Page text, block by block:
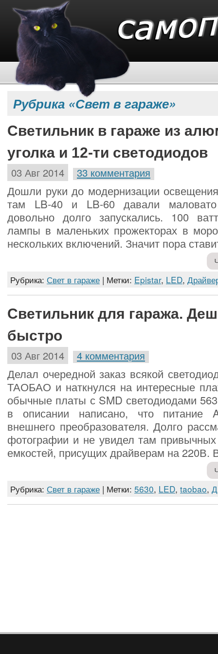
Рубрика «Свет в гараже»
Светильник в гараже из
уголка и 12-ти светодиодов
03 Авг 2014 33 комментария
Дошли руки до модернизации
там LB-40 и LB-60 давали
довольно долго запускались. 100
лампы в маленьких прожекторах в
нескольких включений. Значит пора
Рубрика: Свет в гараже | Метки: Epistar, LED,
Светильник для гаража.
быстро
03 Авг 2014 4 комментария
Делал очередной заказ всякой
ТАОБАО и наткнулся на интересные
обычные платы с SMD светодиодами
в описании написано, что питание
внешнего преобразователя. Долго
фотографии и не увидел там привычных
емкостей, присущих драйверам на 220В.
Рубрика: Свет в гараже | Метки: 5630, LED, taobao,